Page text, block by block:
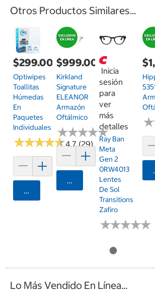
Otros Productos Similares...
$299.00
Optiwipes
Toallitas
Húmedas
En
Paquetes
Individuales
★★★★★
★★★★★4.7 (29)
Agregar
$999.00
Kirkland
Signature
ELEANOR
Armazón
Oftálmico
★★★★★
★★★★★
Agregar
Inicia
sesión
para
ver
más
detalles
Ray Ban
Meta
Gen 2
0RW4013
Lentes
De Sol
Transitions
Zafiro
★★★★★
★★★★★
★
★
Lo Más Vendido En Línea...